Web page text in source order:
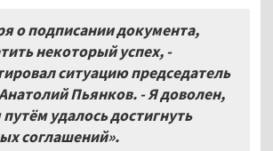
о подписании документа,
некоторый успех, -
ситуацию председатель
Пьянков. - Я доволен,
удалось достигнуть
соглашений».